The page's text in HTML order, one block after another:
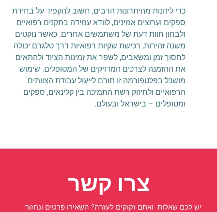
כדי ליהנות מהיתרונות הרבים, חשוב להקפיד על בחירת
ספקים וערוצים אמינים, לוודא עמידה בתקנים רפואיים
ולבחון חוות דעת של משתמשים אחרים. כאשר נוקטים
משנה זהירות, רכישת שקיות רפואיות דרך טלגרם יכולה
לחסוך זמן ומשאבים, לשפר את זמינות הציוד ולהתאים
את ההזמנה לצרכים המדויקים של המטופלים. שימוש
מושכל בפלטפורמה זו תורם לייעול עבודת הצוותים
הרפואיים ולחיזוק רשת התמיכה בין קלינאים, ספקים
ומטופלים – בישראל ובעולם.
צרו קשר
יש לכם שאלות ואתם זקוקים לעזרה? השאירו פרטים ונחזור